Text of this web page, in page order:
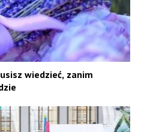
wiedzieć, zanim